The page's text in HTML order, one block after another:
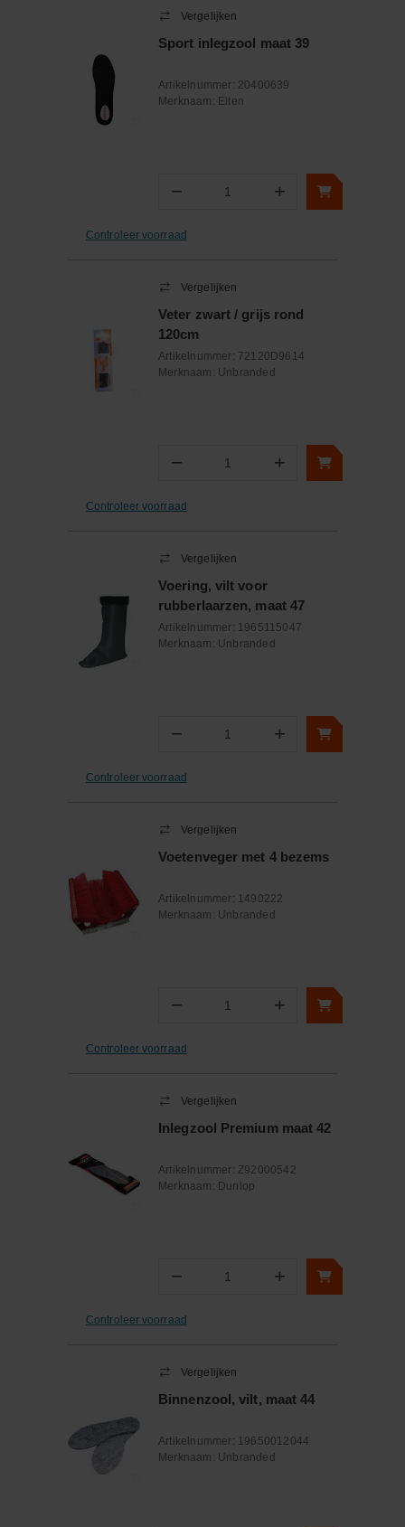
Vergelijken
Sport inlegzool maat 39
Artikelnummer: 20400639
Merknaam: Elten
− Aantal +
Controleer voorraad
Vergelijken
Veter zwart / grijs rond
120cm
Artikelnummer: 72120D9614
Merknaam: Unbranded
− Aantal +
Controleer voorraad
Vergelijken
Voering, vilt voor
rubberlaarzen, maat 47
Artikelnummer: 1965115047
Merknaam: Unbranded
− Aantal +
Controleer voorraad
Vergelijken
Voetenveger met 4 bezems
Artikelnummer: 1490222
Merknaam: Unbranded
− Aantal +
Controleer voorraad
Vergelijken
Inlegzool Premium maat 42
Artikelnummer: Z92000542
Merknaam: Dunlop
− Aantal +
Controleer voorraad
Vergelijken
Binnenzool, vilt, maat 44
Artikelnummer: 19650012044
Merknaam: Unbranded